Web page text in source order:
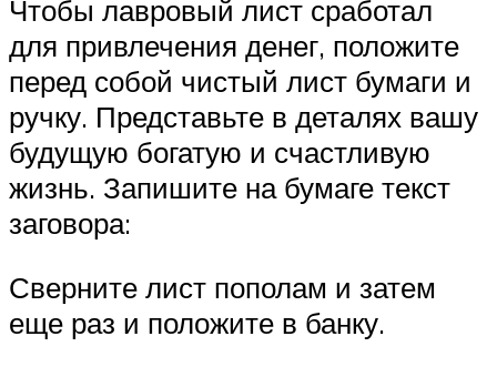
Чтобы лавровый лист сработал
для привлечения денег, положите
перед собой чистый лист бумаги и
ручку. Представьте в деталях вашу
будущую богатую и счастливую
жизнь. Запишите на бумаге текст
заговора:
Сверните лист пополам и затем
еще раз и положите в банку.